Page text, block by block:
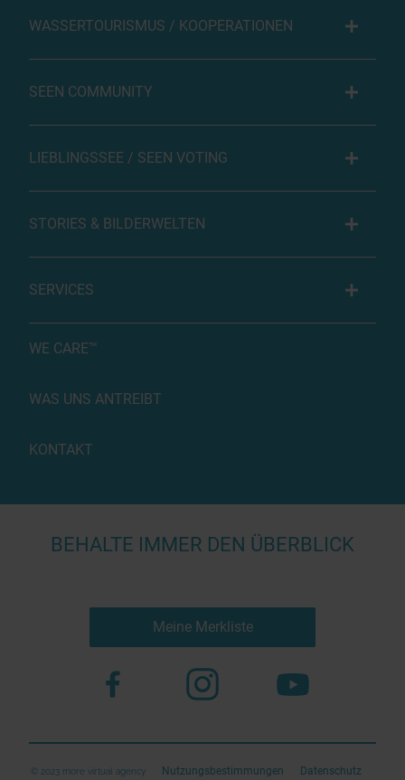
WASSERTOURISMUS / KOOPERATIONEN
SEEN COMMUNITY
LIEBLINGSSEE / SEEN VOTING
STORIES & BILDERWELTEN
SERVICES
WE CARE™
WAS UNS ANTREIBT
KONTAKT
BEHALTE IMMER DEN ÜBERBLICK
Meine Merkliste
© 2023 more virtual agency Nutzungsbestimmungen Datenschutz